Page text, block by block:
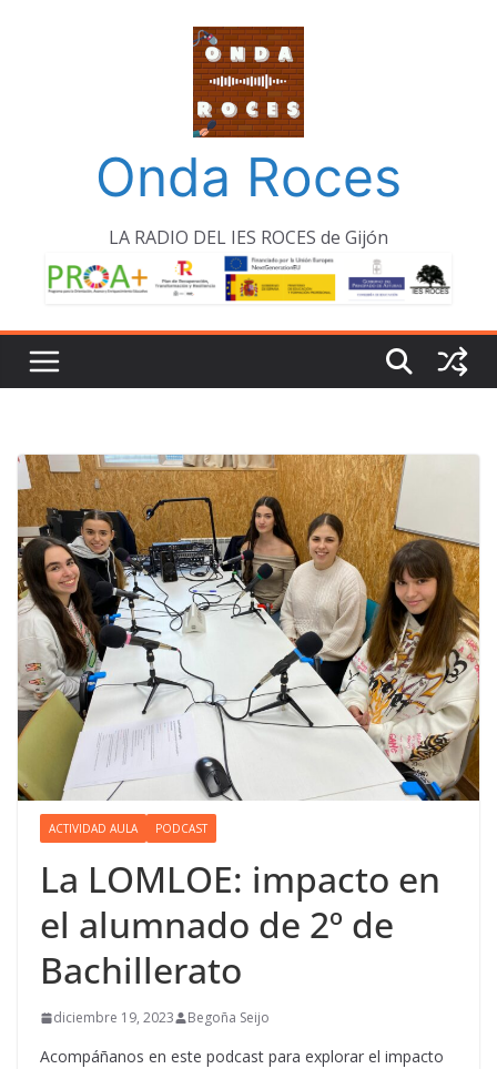
Onda Roces
LA RADIO DEL IES ROCES de Gijón
ACTIVIDAD AULA PODCAST
La LOMLOE: impacto en
el alumnado de 2º de
Bachillerato
diciembre 19, 2023 Begoña Seijo
Acompáñanos en este podcast para explorar el impacto